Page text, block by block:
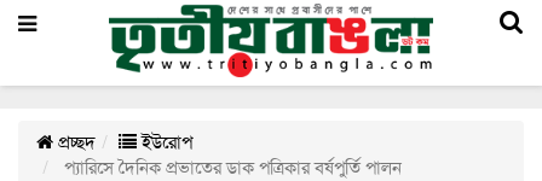
প্রচ্ছদ
ইউরোপ
প্যারিসে দৈনিক প্রভাতের ডাক পত্রিকার বর্ষপুর্তি পালন